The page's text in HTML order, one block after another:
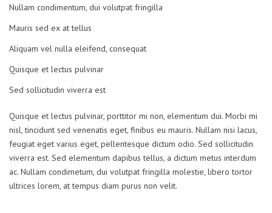
Nullam condimentum, dui volutpat fringilla
Mauris sed ex at tellus
Aliquam vel nulla eleifend, consequat
Quisque et lectus pulvinar
Sed sollicitudin viverra est
Quisque et lectus pulvinar, porttitor mi non, elementum dui. Morbi mi
nisl, tincidunt sed venenatis eget, finibus eu mauris. Nullam nisi lacus,
feugiat eget varius eget, pellentesque dictum odio. Sed sollicitudin
viverra est. Sed elementum dapibus tellus, a dictum metus interdum
ac. Nullam condimetum, dui volutpat fringilla molestie, libero tortor
ultrices lorem, at tempus diam purus non velit.